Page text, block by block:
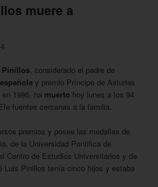
muere a
Pinillos, considerado el padre de
y premio Príncipe de Asturias
1986, ha muerto hoy lunes a los 94
fuentes cercanas a la familia.
premios y posee las medallas de
de la Universidad Pontifica de
Centro de Estudios Universitarios y de
Luis Pinillos tenía cinco hijos y estaba